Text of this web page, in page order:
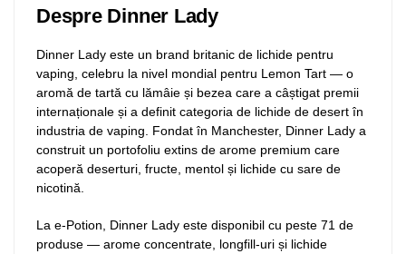
Despre Dinner Lady
Dinner Lady este un brand britanic de lichide pentru
vaping, celebru la nivel mondial pentru Lemon Tart — o
aromă de tartă cu lămâie și bezea care a câștigat premii
internaționale și a definit categoria de lichide de desert în
industria de vaping. Fondat în Manchester, Dinner Lady a
construit un portofoliu extins de arome premium care
acoperă deserturi, fructe, mentol și lichide cu sare de
nicotină.
La e-Potion, Dinner Lady este disponibil cu peste 71 de
produse — arome concentrate, longfill-uri și lichide